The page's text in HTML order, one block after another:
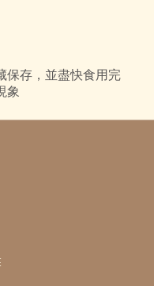
保存，並盡快食用完
象